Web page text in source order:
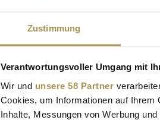
Zustimmung
Verantwortungsvoller Umgang mit
Wir und unsere 58 Partner
Cookies, um Informationen auf Ihrem
Inhalte, Messungen von Werbung